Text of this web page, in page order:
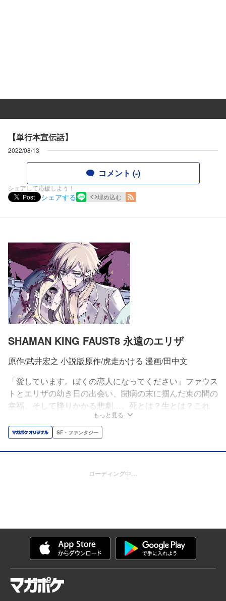
【単行本宣伝話】
2022/08/13
コメント (-)
シェアして応援しよう！
Post
シェアする 埋め込む
SHAMAN KING FAUST8 永遠のエリザ
原作/武井宏之 小説版原作/虎走かける 漫画/田中文
「愛しています。ぼくの恋人になってください」ファウス
トとエリザの幼き日の出会い、闘病の末に掴んだ束の間の
幸福、そして降りかかる悲劇…。死とは？生とは？これ
は、その問いに抗い続けたファウストⅧ世の物語。
もっと見る
SF・ファンタジー
ローディング中…